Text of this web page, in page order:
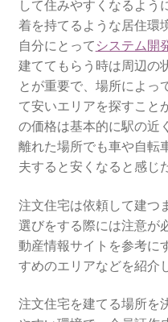
免許取得中の事故は必ず
最近流行のテレマティク
して住みやすくなるよう
着を持てるような居住環
自分にとって システム開
建ててもらう時は周辺の
とが重要で、場所によっ
て安いエリアを探すこと
の価格は基本的に駅の近
離れた場所でも車や自転
夫すると安くなると感じ
注文住宅は依頼して建つ
選びをする際には注意が
動産情報サイトを参考に
すめのエリアなどを紹介
注文住宅を建てる場所を